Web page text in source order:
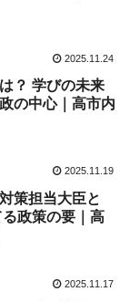
2025.11.24
？ 学びの未来
の中心｜高市内
2025.11.19
策担当大臣と
政策の要｜高
2025.11.17